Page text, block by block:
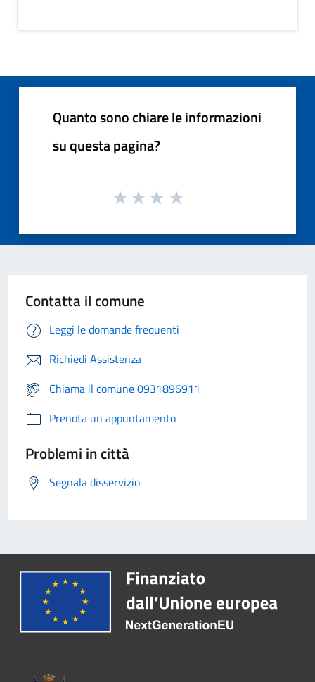
Quanto sono chiare le informazioni
su questa pagina?
Contatta il comune
Leggi le domande frequenti
Richiedi Assistenza
Chiama il comune 0931896911
Prenota un appuntamento
Problemi in città
Segnala disservizio